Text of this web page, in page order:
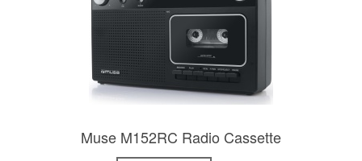
Muse M152RC Radio Cassette